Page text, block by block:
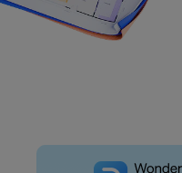
IA de EdrawMind